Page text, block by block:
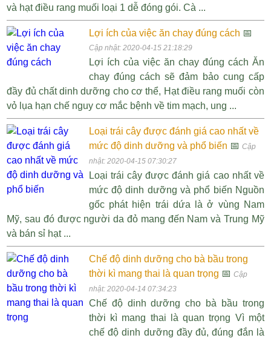
và hạt điều rang muối loại 1 dễ đóng gói. Cà ...
Lợi ích của việc ăn chay đúng cách 📅
Cập nhật: 2020-04-15 21:18:29
Lợi ích của việc ăn chay đúng cách Ăn
chay đúng cách sẽ đảm bảo cung cấp
đầy đủ chất dinh dưỡng cho cơ thể, Hạt điều rang muối còn
vỏ lụa hạn chế nguy cơ mắc bệnh về tim mạch, ung ...
Loại trái cây được đánh giá cao nhất về
mức độ dinh dưỡng và phổ biến 📅 Cập
nhật: 2020-04-15 07:30:27
Loại trái cây được đánh giá cao nhất về
mức độ dinh dưỡng và phổ biến Nguồn
gốc phát hiện trái dứa là ở vùng Nam
Mỹ, sau đó được người da đỏ mang đến Nam và Trung Mỹ
và bán sỉ hạt ...
Chế độ dinh dưỡng cho bà bầu trong
thời kì mang thai là quan trọng 📅 Cập
nhật: 2020-04-14 07:34:23
Chế độ dinh dưỡng cho bà bầu trong
thời kì mang thai là quan trọng Vì một
chế độ dinh dưỡng đầy đủ, đúng đắn là